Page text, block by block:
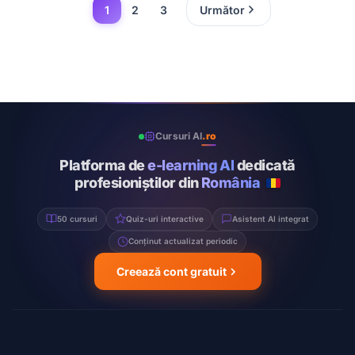
1 2 3 Următor
Cursuri AI.ro
Platforma dee-learning AIdedicată
profesioniștilor dinRomânia
50 cursuri Quiz-uri interactive Asistent AI integrat
Conținut actualizat periodic
Creează cont gratuit